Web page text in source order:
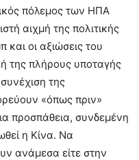
πόλεμος των ΗΠΑ
αιχμή της πολιτικής
και οι αξιώσεις του
της πλήρους υποταγής
της
«όπως πριν»
προσπάθεια, συνδεμένη
η Κίνα. Να
ανάμεσα είτε στην